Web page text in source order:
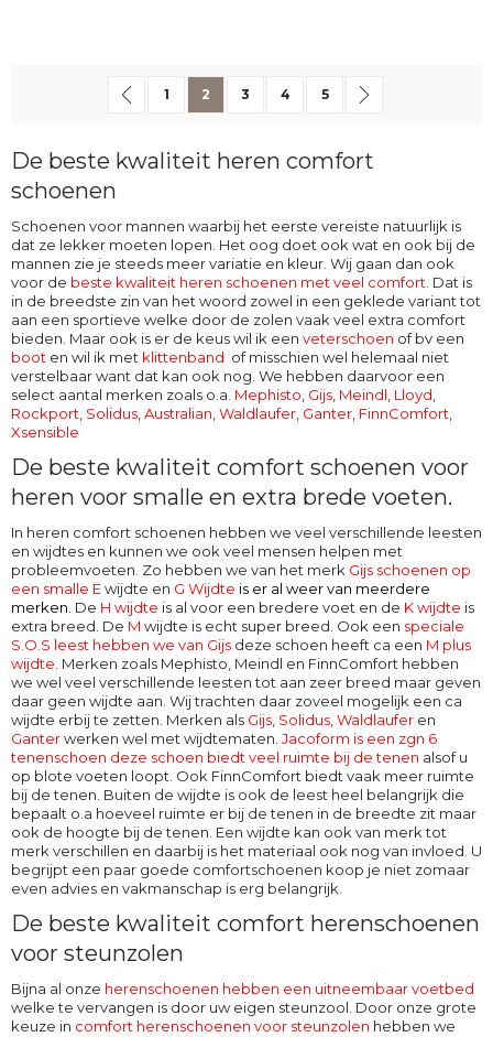
Pagina
Pagina
Vorige
Pagina
1 U lees momenteel pagina
2 Pagina
3 Pagina
4 Pagina
5
De beste kwaliteit heren comfort
schoenen
Schoenen voor mannen waarbij het eerste vereiste natuurlijk is
dat ze lekker moeten lopen. Het oog doet ook wat en ook bij de
mannen zie je steeds meer variatie en kleur. Wij gaan dan ook
voor de beste kwaliteit heren schoenen met veel comfort. Dat is
in de breedste zin van het woord zowel in een geklede variant tot
aan een sportieve welke door de zolen vaak veel extra comfort
bieden. Maar ook is er de keus wil ik een veterschoen of bv een
boot en wil ik met klittenband of misschien wel helemaal niet
verstelbaar want dat kan ook nog. We hebben daarvoor een
select aantal merken zoals o.a. Mephisto, Gijs, Meindl, Lloyd,
Rockport, Solidus,Australian,Waldlaufer, Ganter, FinnComfort,
Xsensible
De beste kwaliteit comfort schoenen voor
heren voor smalle en extra brede voeten.
In heren comfort schoenen hebben we veel verschillende leesten
en wijdtes en kunnen we ook veel mensen helpen met
probleemvoeten. Zo hebben we van het merk Gijs schoenen op
een smalle Ewijdte en G Wijdte is er al weer van meerdere
merken. De H wijdte is al voor een bredere voet en de K wijdte is
extra breed. De M wijdte is echt super breed. Ook een speciale
S.O.S leest hebben we van Gijs deze schoen heeft ca een M plus
wijdte. Merken zoals Mephisto, Meindl en FinnComfort hebben
we wel veel verschillende leesten tot aan zeer breed maar geven
daar geen wijdte aan. Wij trachten daar zoveel mogelijk een ca
wijdte erbij te zetten. Merken als Gijs, Solidus,Waldlaufer en
Ganterwerken wel met wijdtematen. Jacoform is een zgn 6
tenenschoen deze schoen biedt veel ruimte bij de tenen alsof u
op blote voeten loopt. Ook FinnComfort biedt vaak meer ruimte
bij de tenen. Buiten de wijdte is ook de leest heel belangrijk die
bepaalt o.a hoeveel ruimte er bij de tenen in de breedte zit maar
ook de hoogte bij de tenen. Een wijdte kan ook van merk tot
merk verschillen en daarbij is het materiaal ook nog van invloed. U
begrijpt een paar goede comfortschoenen koop je niet zomaar
even advies en vakmanschap is erg belangrijk.
De beste kwaliteit comfort herenschoenen
voor steunzolen
Bijna al onze herenschoenen hebben een uitneembaar voetbed
welke te vervangen is door uw eigen steunzool. Door onze grote
keuze in comfort herenschoenen voor steunzolen hebben we